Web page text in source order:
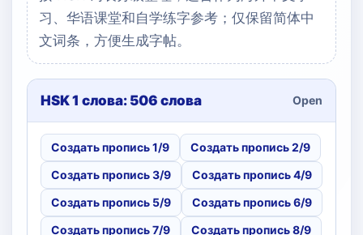
习、华语课堂和自学练字参考；仅保留简体中
文词条，方便生成字帖。
HSK 1 слова: 506 слова Open
Создать пропись 1/9
Создать пропись 2/9
Создать пропись 3/9
Создать пропись 4/9
Создать пропись 5/9
Создать пропись 6/9
Создать пропись 7/9
Создать пропись 8/9